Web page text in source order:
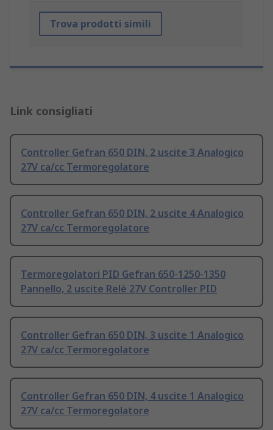
Trova prodotti simili
Link consigliati
Controller Gefran 650 DIN, 2 uscite 3 Analogico
27V ca/cc Termoregolatore
Controller Gefran 650 DIN, 2 uscite 4 Analogico
27V ca/cc Termoregolatore
Termoregolatori PID Gefran 650-1250-1350
Pannello, 2 uscite Relè 27V Controller PID
Controller Gefran 650 DIN, 3 uscite 1 Analogico
27V ca/cc Termoregolatore
Controller Gefran 650 DIN, 4 uscite 1 Analogico
27V ca/cc Termoregolatore